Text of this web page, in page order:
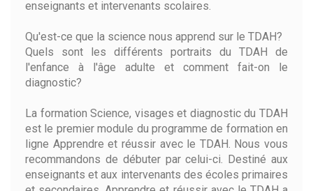
enseignants et intervenants scolaires.
Qu'est-ce que la science nous apprend sur le TDAH?
Quels sont les différents portraits du TDAH de
l'enfance à l'âge adulte et comment fait-on le
diagnostic?
La formation Science, visages et diagnostic du TDAH
est le premier module du programme de formation en
ligne Apprendre et réussir avec le TDAH. Nous vous
recommandons de débuter par celui-ci. Destiné aux
enseignants et aux intervenants des écoles primaires